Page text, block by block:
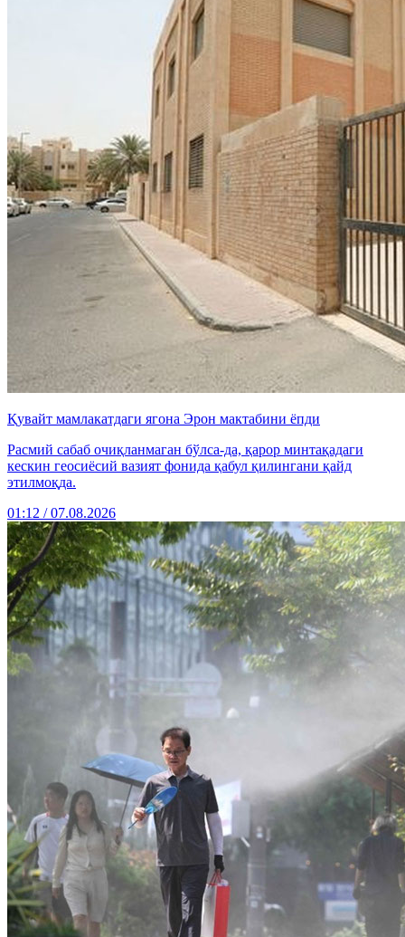
Қувайт мамлакатдаги ягона Эрон мактабини ёпди
Расмий сабаб очиқланмаган бўлса-да, қарор минтақадаги
кескин геосиёсий вазият фонида қабул қилингани қайд
этилмоқда.
01:12 / 07.08.2026